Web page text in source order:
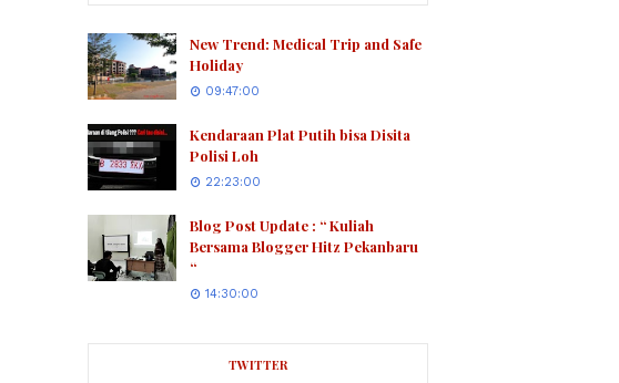
New Trend: Medical Trip and Safe
Holiday
09:47:00
Kendaraan Plat Putih bisa Disita
Polisi Loh
22:23:00
Blog Post Update : “ Kuliah
Bersama Blogger Hitz Pekanbaru
“
14:30:00
TWITTER